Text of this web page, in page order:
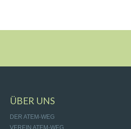
ÜBER UNS
DER ATEM-WEG
VEREIN ATEM-WEG